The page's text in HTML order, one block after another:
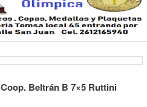
Coop. Beltrán B 7×5 Ruttini